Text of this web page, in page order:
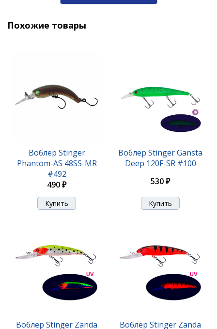
Похожие товары
Воблер Stinger
Phantom-AS 48SS-MR
#492
490 ₽
Воблер Stinger Gansta
Deep 120F-SR #100
530 ₽
Воблер Stinger Zanda
Воблер Stinger Zanda